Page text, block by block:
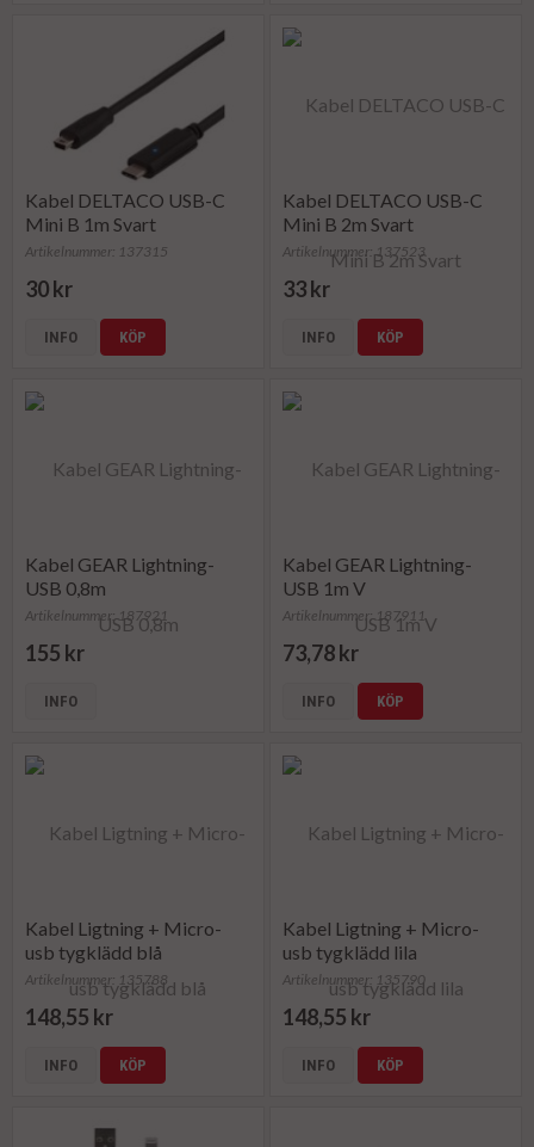
Kabel DELTACO USB-C
Mini B 1m Svart
Artikelnummer: 137315
30 kr
INFO KÖP
Kabel DELTACO USB-C
Mini B 2m Svart
Artikelnummer: 137523
33 kr
INFO KÖP
Kabel GEAR Lightning-
USB 0,8m
Artikelnummer: 187921
155 kr
INFO
Kabel GEAR Lightning-
USB 1m V
Artikelnummer: 187911
73,78 kr
INFO KÖP
Kabel Ligtning + Micro-
usb tygklädd blå
Artikelnummer: 135788
148,55 kr
INFO KÖP
Kabel Ligtning + Micro-
usb tygklädd lila
Artikelnummer: 135790
148,55 kr
INFO KÖP